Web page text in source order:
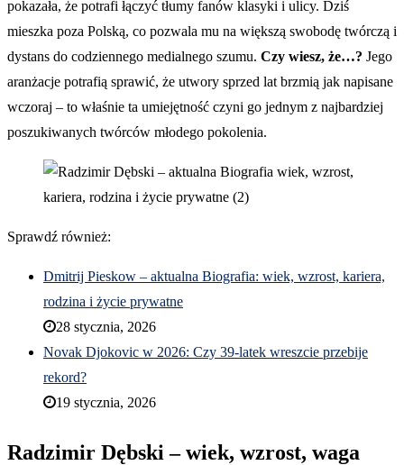
pokazała, że potrafi łączyć tłumy fanów klasyki i ulicy. Dziś
mieszka poza Polską, co pozwala mu na większą swobodę twórczą i
dystans do codziennego medialnego szumu. Czy wiesz, że…? Jego
aranżacje potrafią sprawić, że utwory sprzed lat brzmią jak napisane
wczoraj – to właśnie ta umiejętność czyni go jednym z najbardziej
poszukiwanych twórców młodego pokolenia.
Sprawdź również:
Dmitrij Pieskow – aktualna Biografia: wiek, wzrost, kariera,
rodzina i życie prywatne
28 stycznia, 2026
Novak Djokovic w 2026: Czy 39-latek wreszcie przebije
rekord?
19 stycznia, 2026
Radzimir Dębski – wiek, wzrost, waga